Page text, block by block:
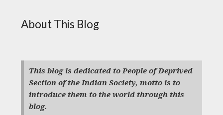
About This Blog
This blog is dedicated to People of Deprived
Section of the Indian Society, motto is to
introduce them to the world through this
blog.